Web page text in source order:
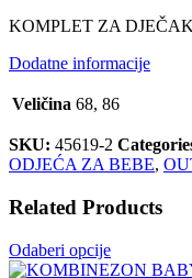
KOMPLET ZA
Dodatne informacije
Veličina 68, 86
SKU: 45619-2
ODJEĆA ZA BEBE,
Related Products
Odaberi opcije